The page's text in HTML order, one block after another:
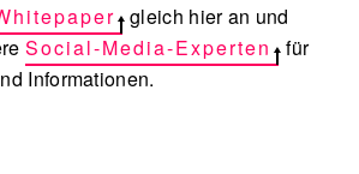
gleich hier an und
Social-Media-Experten
für
Informationen.